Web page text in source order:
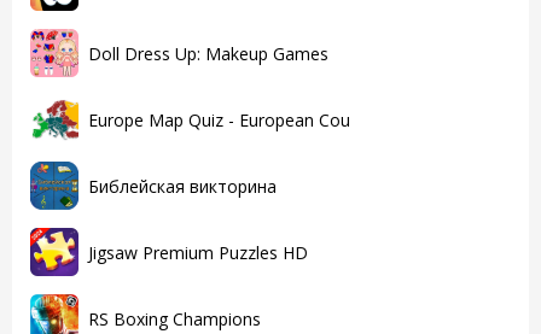
Doll Dress Up: Makeup Games
Europe Map Quiz - European Cou
Библейская викторина
Jigsaw Premium Puzzles HD
RS Boxing Champions